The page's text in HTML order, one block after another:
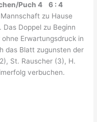
Puch 4 6 : 4
zu Hause
Doppel zu Beginn
Erwartungsdruck in
das Blatt zugunsten der
St. Rauscher (3), H.
verbuchen.